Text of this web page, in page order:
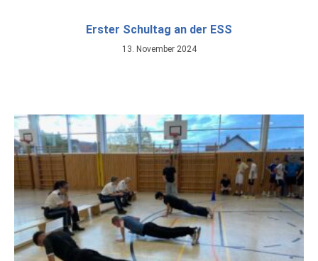
Erster Schultag an der ESS
13. November 2024